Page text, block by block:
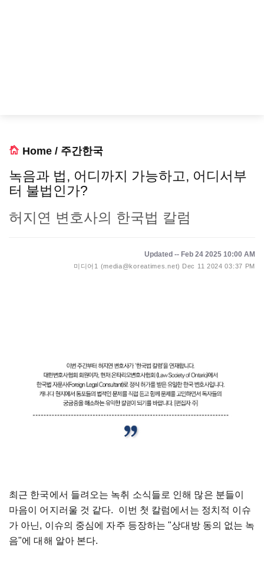
Home / 주간한국
녹음과 법, 어디까지 가능하고, 어디서부
터 불법인가?
허지연 변호사의 한국법 칼럼
Updated -- Feb 24 2025 10:00 AM
미디어1 (media@koreatimes.net) Dec 11 2024 03:37 PM
최근 한국에서 들려오는 녹취 소식들로 인해 많은 분들이
마음이 어지러울 것 같다. 이번 첫 칼럼에서는 정치적 이슈
가 아닌, 이슈의 중심에 자주 등장하는 "상대방 동의 없는 녹
음"에 대해 알아 본다.